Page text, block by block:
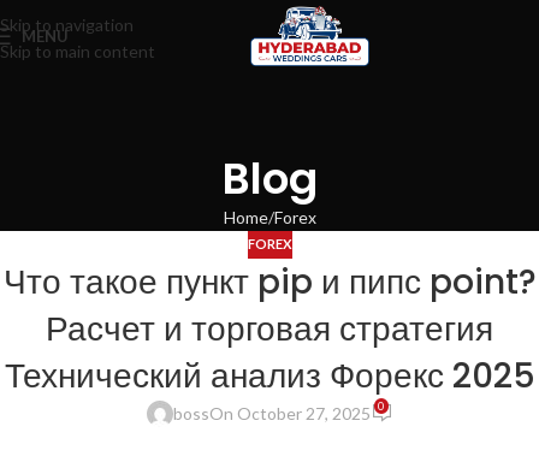
Skip to navigation
Skip to main content
MENU
Blog
Home Forex
FOREX
Что такое пункт pip и пипс point?
Расчет и торговая стратегия
Технический анализ Форекс 2025
bossOn October 27, 2025 0